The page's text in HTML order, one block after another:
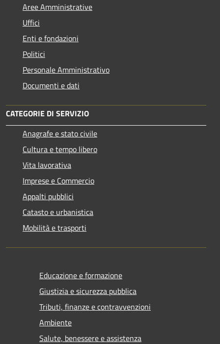
Aree Amministrative
Uffici
Enti e fondazioni
Politici
Personale Amministrativo
Documenti e dati
CATEGORIE DI SERVIZIO
Anagrafe e stato civile
Cultura e tempo libero
Vita lavorativa
Imprese e Commercio
Appalti pubblici
Catasto e urbanistica
Mobilità e trasporti
Educazione e formazione
Giustizia e sicurezza pubblica
Tributi, finanze e contravvenzioni
Ambiente
Salute, benessere e assistenza